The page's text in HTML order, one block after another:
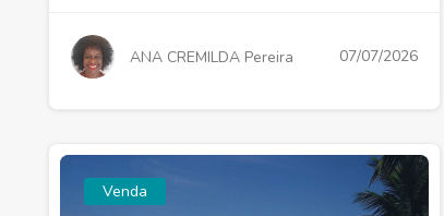
ANA CREMILDA Pereira 07/07/2026
Venda